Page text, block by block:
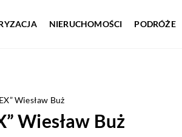
NIERUCHOMOŚCI PODRÓŻE
Wiesław Buż
Wiesław Buż